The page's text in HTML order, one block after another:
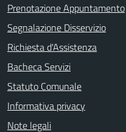
Prenotazione Appuntamento
Segnalazione Disservizio
Richiesta d'Assistenza
Bacheca Servizi
Statuto Comunale
Informativa privacy
Note legali